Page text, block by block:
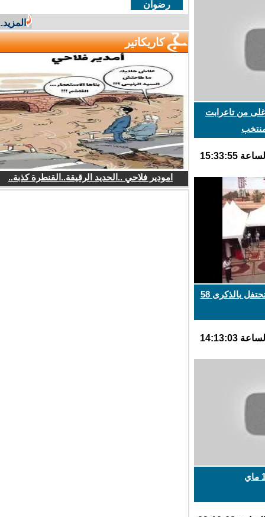
من تاعرابت
أسرة الأمن الوطني بالرشيدية تحتفل بالذكرى 58
رضوان
المزيد...
كاريكاتير
امودير فلاحي ..الحديد الرقيقة..القنطرة كذبة..